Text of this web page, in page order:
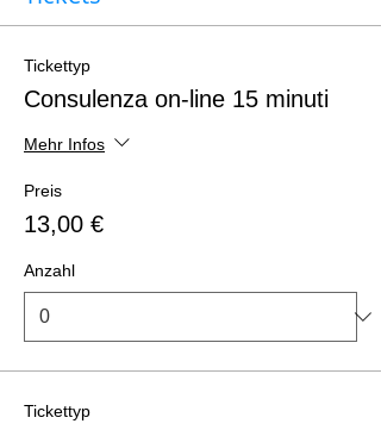
Tickettyp
Consulenza on-line 15 minuti
Mehr Infos
Preis
13,00 €
Anzahl
Tickettyp